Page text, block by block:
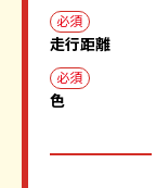
必須
走行距離
必須
色